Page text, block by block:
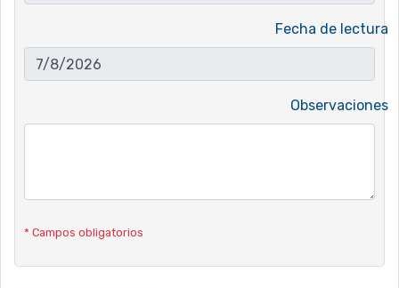
Fecha de lectura
Observaciones
* Campos obligatorios